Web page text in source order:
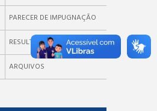
PARECER DE IMPUGNAÇÃO
RESULTADO DE IMPUGNAÇÃO
ARQUIVOS